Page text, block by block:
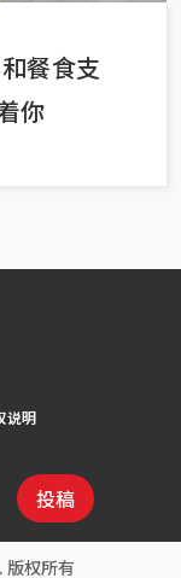
餐食支
你
说明
投稿
权所有